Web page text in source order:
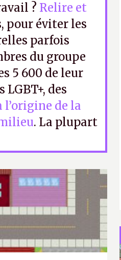
? Relire et
pour éviter les
parfois
du groupe
5 600 de leur
des
l’origine de la
. La plupart